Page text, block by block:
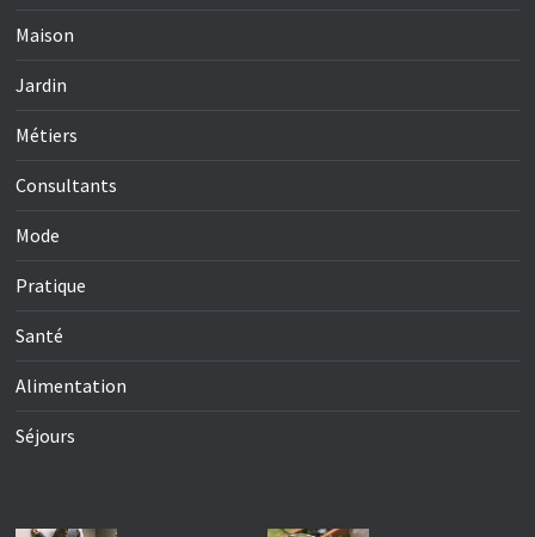
Maison
Jardin
Métiers
Consultants
Mode
Pratique
Santé
Alimentation
Séjours